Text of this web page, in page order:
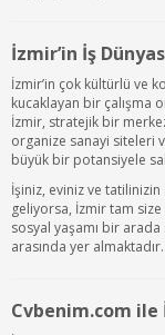
İzmir’in İş
İzmir’in çok kültürlü ve
kucaklayan bir çalışma
İzmir, stratejik bir
organize sanayi siteleri
büyük bir potansiyele
İşiniz, eviniz ve
geliyorsa, İzmir tam
sosyal yaşamı bir
arasında yer almaktadır.
Cvbenim.com ile